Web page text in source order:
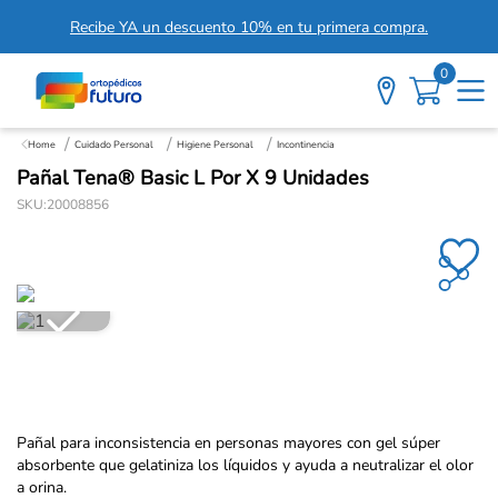
Recibe YA un descuento 10% en tu primera compra.
0
Cuidado Personal Higiene Personal Incontinencia
Pañal Tena® Basic L Por X 9 Unidades
SKU:20008856
Pañal para inconsistencia en personas mayores con gel súper
absorbente que gelatiniza los líquidos y ayuda a neutralizar el olor
a orina.